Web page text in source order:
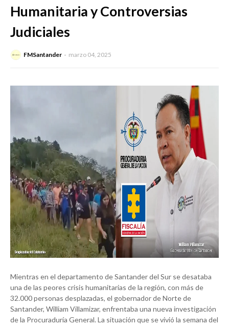
Humanitaria y Controversias
Judiciales
FMSantander marzo 04, 2025
Mientras en el departamento de Santander del Sur se desataba
una de las peores crisis humanitarias de la región, con más de
32.000 personas desplazadas, el gobernador de Norte de
Santander, William Villamizar, enfrentaba una nueva investigación
de la Procuraduría General. La situación que se vivió la semana del